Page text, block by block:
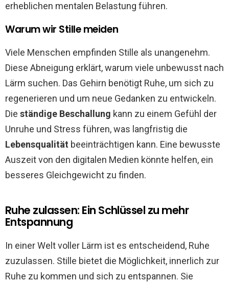
erheblichen mentalen Belastung führen.
Warum wir Stille meiden
Viele Menschen empfinden Stille als unangenehm.
Diese Abneigung erklärt, warum viele unbewusst nach
Lärm suchen. Das Gehirn benötigt Ruhe, um sich zu
regenerieren und um neue Gedanken zu entwickeln.
Die ständige Beschallung kann zu einem Gefühl der
Unruhe und Stress führen, was langfristig die
Lebensqualität beeinträchtigen kann. Eine bewusste
Auszeit von den digitalen Medien könnte helfen, ein
besseres Gleichgewicht zu finden.
Ruhe zulassen: Ein Schlüssel zu mehr
Entspannung
In einer Welt voller Lärm ist es entscheidend, Ruhe
zuzulassen. Stille bietet die Möglichkeit, innerlich zur
Ruhe zu kommen und sich zu entspannen. Sie